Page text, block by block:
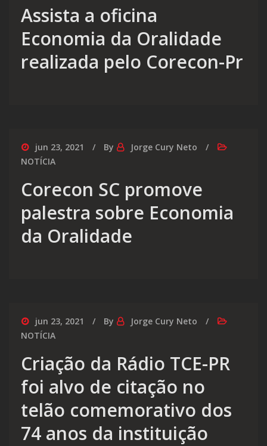
Assista a oficina
Economia da Oralidade
realizada pelo Corecon-Pr
jun 23, 2021 By
Jorge Cury Neto
NOTÍCIA
Corecon SC promove
palestra sobre Economia
da Oralidade
jun 23, 2021 By
Jorge Cury Neto
NOTÍCIA
Criação da Rádio TCE-PR
foi alvo de citação no
telão comemorativo dos
74 anos da instituição